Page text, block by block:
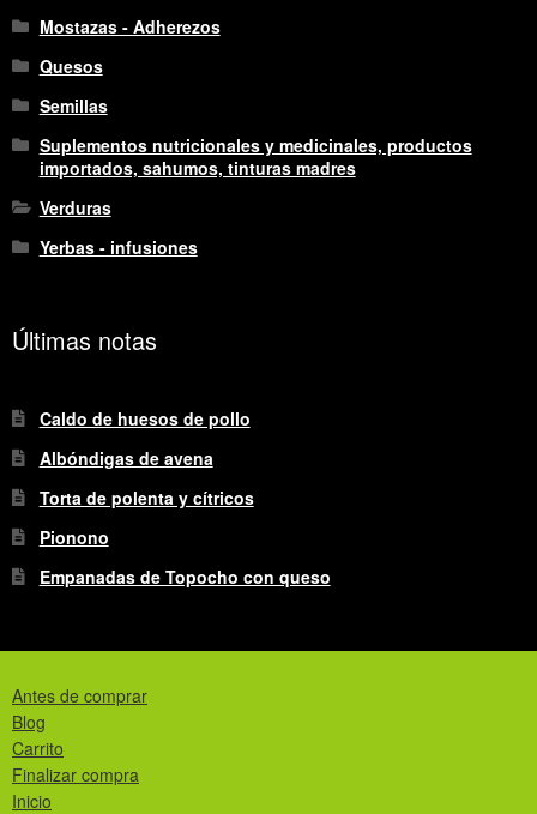
Mostazas - Adherezos
Quesos
Semillas
Suplementos nutricionales y medicinales, productos
importados, sahumos, tinturas madres
Verduras
Yerbas - infusiones
Últimas notas
Caldo de huesos de pollo
Albóndigas de avena
Torta de polenta y cítricos
Pionono
Empanadas de Topocho con queso
Antes de comprar
Blog
Carrito
Finalizar compra
Inicio